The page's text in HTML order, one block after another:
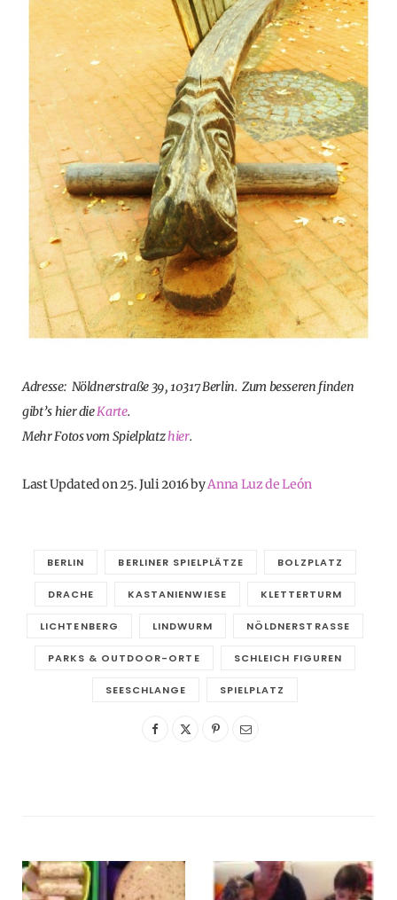
Adresse: Nöldnerstraße 39, 10317 Berlin. Zum besseren finden
gibt’s hier dieKarte.
Mehr Fotos vom Spielplatzhier.
Last Updated on 25. Juli 2016 byAnna Luz de León
BERLIN BERLINER SPIELPLÄTZE BOLZPLATZ
DRACHE KASTANIENWIESE KLETTERTURM
LICHTENBERG LINDWURM NÖLDNERSTRASSE
PARKS & OUTDOOR-ORTE SCHLEICH FIGUREN
SEESCHLANGE SPIELPLATZ